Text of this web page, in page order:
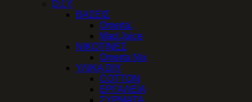
D.I.Y
ΒΑΣΕΙΣ
Omerta.
Mad Juice
ΝΙΚΟΤΙΝΕΣ
Omerta Nix
ΥΛΙΚΑ DIY
COTTON
ΕΡΓΑΛΕΙΑ
ΣΥΡΜΑΤΑ